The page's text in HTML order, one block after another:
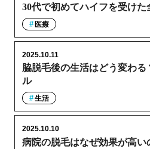
30代で初めてハイフを受けた
医療
脇脱毛後の生活はどう変わ
ル
2025.10.11
生活
病院の脱毛はなぜ効果が高い
2025.10.10